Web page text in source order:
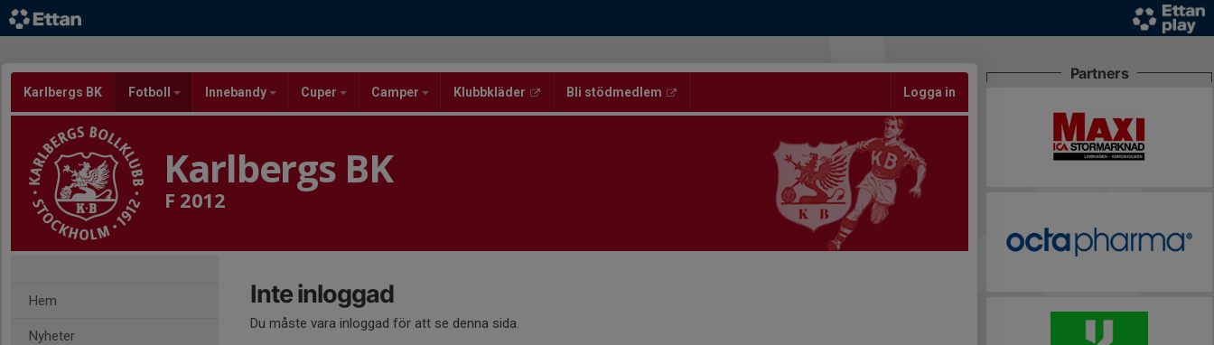
Karlbergs BK Fotboll Innebandy Cuper Camper Klubbkläder Bli stödmedlem Logga in
Karlbergs BK
F 2012
Hem
Nyheter
Inte inloggad
Du måste vara inloggad för att se denna sida.
Partners